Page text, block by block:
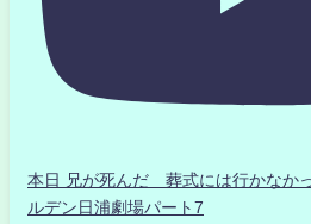
本日 兄が死んだ 葬式には行かな
ルデン日浦劇場パート7